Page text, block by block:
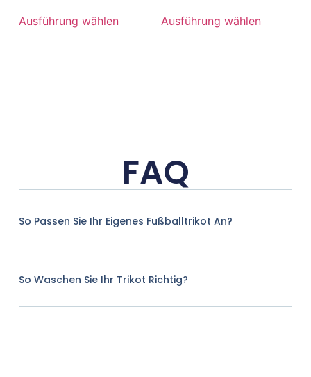
Ausführung wählen Ausführung wählen
FAQ
So Passen Sie Ihr Eigenes Fußballtrikot An?
So Waschen Sie Ihr Trikot Richtig?